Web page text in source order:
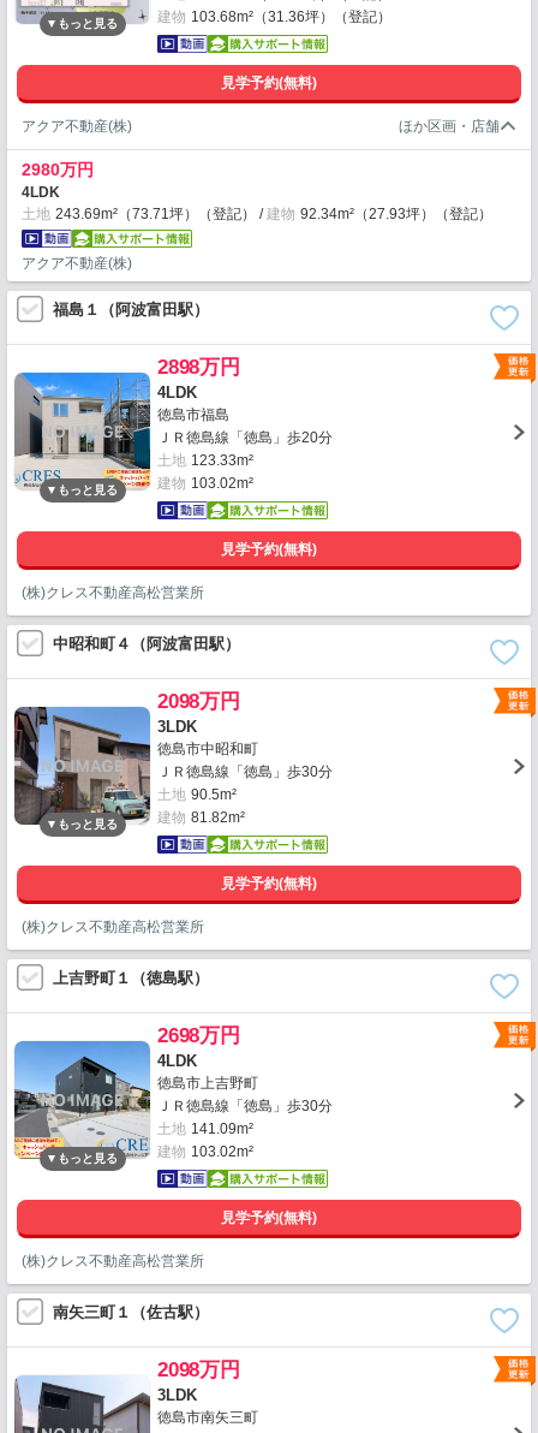
建物 103.68m²（31.36坪）（登記）
見学予約(無料)
アクア不動産(株)
2980万円
4LDK
土地 243.69m²（73.71坪）（登記） 建物 92.34m²（27.93坪）（登記）
アクア不動産(株)
福島１（阿波富田駅）
2898万円
4LDK
徳島市福島
ＪＲ徳島線「徳島」歩20分
土地 123.33m²
建物 103.02m²
見学予約(無料)
(株)クレス不動産高松営業所
中昭和町４（阿波富田駅）
2098万円
3LDK
徳島市中昭和町
ＪＲ徳島線「徳島」歩30分
土地 90.5m²
建物 81.82m²
見学予約(無料)
(株)クレス不動産高松営業所
上吉野町１（徳島駅）
2698万円
4LDK
徳島市上吉野町
ＪＲ徳島線「徳島」歩30分
土地 141.09m²
建物 103.02m²
見学予約(無料)
(株)クレス不動産高松営業所
南矢三町１（佐古駅）
2098万円
3LDK
徳島市南矢三町